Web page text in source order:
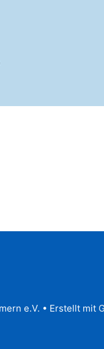
e.V. • Erstellt mit